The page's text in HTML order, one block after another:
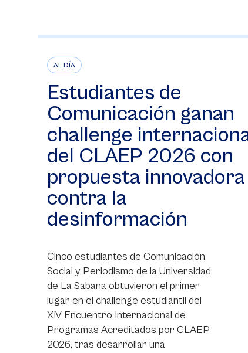
AL DÍA
Estudiantes de
Comunicación ganan
challenge
del CLAEP 2026 con
propuesta innovadora
contra la
desinformación
Cinco estudiantes de Comunicación
Social y Periodismo de la Universidad
de La Sabana obtuvieron el primer
lugar en el challenge estudiantil del
XIV Encuentro Internacional de
Programas Acreditados por CLAEP
2026, tras desarrollar una